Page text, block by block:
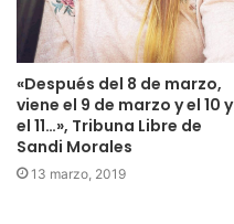
«Después del 8 de marzo,
viene el 9 de marzo y el 10 y
el 11…», Tribuna Libre de
Sandi Morales
13 marzo, 2019